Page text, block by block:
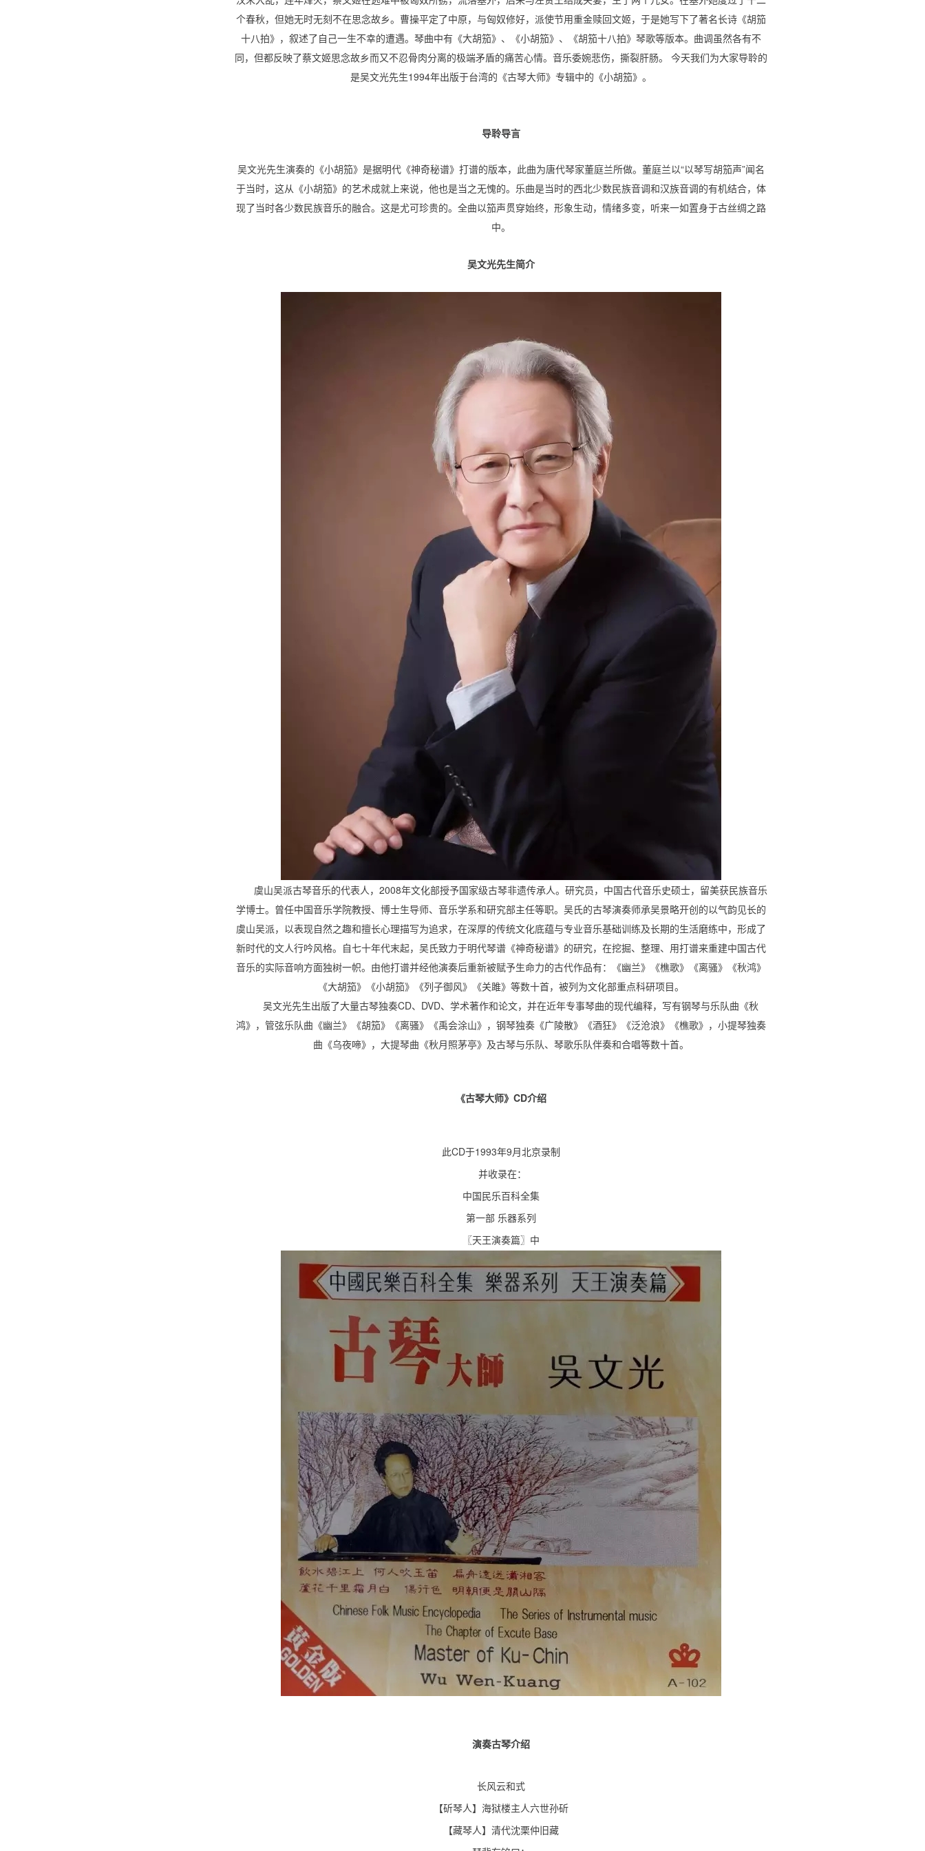
个春秋，但她无时无刻不在思念故乡。曹操平定了中原，与匈奴修好，派使节用重金赎回文姬，于是她写下了著名长诗《胡笳
十八拍》，叙述了自己一生不幸的遭遇。琴曲中有《大胡笳》、《小胡笳》、《胡笳十八拍》琴歌等版本。曲调虽然各有不
同，但都反映了蔡文姬思念故乡而又不忍骨肉分离的极端矛盾的痛苦心情。音乐委婉悲伤，撕裂肝肠。 今天我们为大家导聆的
是吴文光先生1994年出版于台湾的《古琴大师》专辑中的《小胡笳》。
导聆导言
吴文光先生演奏的《小胡笳》是据明代《神奇秘谱》打谱的版本，此曲为唐代琴家董庭兰所做。董庭兰以“以琴写胡笳声”闻名
于当时，这从《小胡笳》的艺术成就上来说，他也是当之无愧的。乐曲是当时的西北少数民族音调和汉族音调的有机结合，体
现了当时各少数民族音乐的融合。这是尤可珍贵的。全曲以笳声贯穿始终，形象生动，情绪多变，听来一如置身于古丝绸之路
中。
吴文光先生简介
虞山吴派古琴音乐的代表人，2008年文化部授予国家级古琴非遗传承人。研究员，中国古代音乐史硕士，留美获民族音乐
学博士。曾任中国音乐学院教授、博士生导师、音乐学系和研究部主任等职。吴氏的古琴演奏师承吴景略开创的以气韵见长的
虞山吴派，以表现自然之趣和擅长心理描写为追求，在深厚的传统文化底蕴与专业音乐基础训练及长期的生活磨练中，形成了
新时代的文人行吟风格。自七十年代末起，吴氏致力于明代琴谱《神奇秘谱》的研究，在挖掘、整理、用打谱来重建中国古代
音乐的实际音响方面独树一帜。由他打谱并经他演奏后重新被赋予生命力的古代作品有：《幽兰》《樵歌》《离骚》《秋鸿》
《大胡笳》《小胡笳》《列子御风》《关雎》等数十首，被列为文化部重点科研项目。
吴文光先生出版了大量古琴独奏CD、DVD、学术著作和论文，并在近年专事琴曲的现代编释，写有钢琴与乐队曲《秋
鸿》，管弦乐队曲《幽兰》《胡笳》《离骚》《禹会涂山》，钢琴独奏《广陵散》《酒狂》《泛沧浪》《樵歌》，小提琴独奏
曲《乌夜啼》，大提琴曲《秋月照茅亭》及古琴与乐队、琴歌乐队伴奏和合唱等数十首。
《古琴大师》CD介绍
此CD于1993年9月北京录制
并收录在：
中国民乐百科全集
第一部 乐器系列
〖天王演奏篇〗中
演奏古琴介绍
长风云和式
【斫琴人】海狱楼主人六世孙斫
【藏琴人】清代沈栗仲旧藏